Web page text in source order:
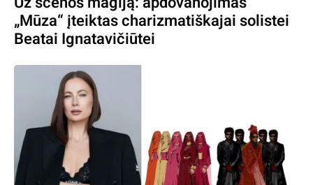
„Mūza“ įteiktas charizmatiškajai solistei
Beatai Ignatavičiūtei